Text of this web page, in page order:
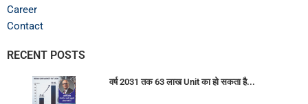
Career
Contact
RECENT POSTS
वर्ष 2031 तक 63 लाख Unit का हो सकता है...